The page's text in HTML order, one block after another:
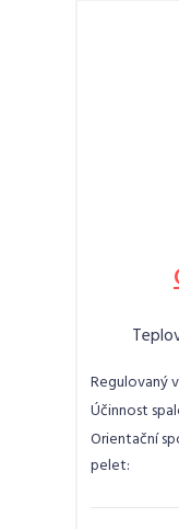
Regulovaný
Účinnost
Orientační
pelet: